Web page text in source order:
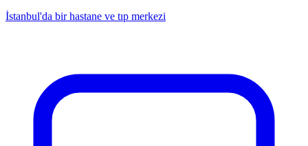
İstanbul'da bir hastane ve tıp merkezi